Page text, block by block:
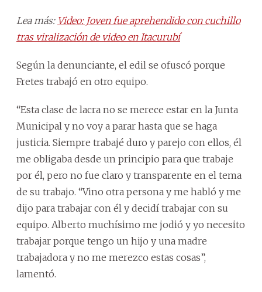
Lea más: Video: Joven fue aprehendido con cuchillo
tras viralización de video en Itacurubí
Según la denunciante, el edil se ofuscó porque
Fretes trabajó en otro equipo.
“Esta clase de lacra no se merece estar en la Junta
Municipal y no voy a parar hasta que se haga
justicia. Siempre trabajé duro y parejo con ellos, él
me obligaba desde un principio para que trabaje
por él, pero no fue claro y transparente en el tema
de su trabajo. “Vino otra persona y me habló y me
dijo para trabajar con él y decidí trabajar con su
equipo. Alberto muchísimo me jodió y yo necesito
trabajar porque tengo un hijo y una madre
trabajadora y no me merezco estas cosas”,
lamentó.